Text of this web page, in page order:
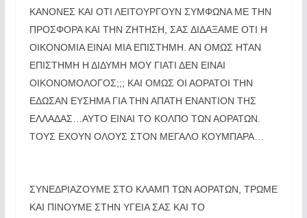
ΚΑΝΟΝΕΣ ΚΑΙ ΟΤΙ ΛΕΙΤΟΥΡΓΟΥΝ ΣΥΜΦΩΝΑ ΜΕ ΤΗΝ
ΠΡΟΣΦΟΡΑ ΚΑΙ ΤΗΝ ΖΗΤΗΣΗ, ΣΑΣ ΔΙΔΑΞΑΜΕ ΟΤΙ Η
ΟΙΚΟΝΟΜΙΑ ΕΙΝΑΙ ΜΙΑ ΕΠΙΣΤΗΜΗ. ΑΝ ΟΜΩΣ ΗΤΑΝ
ΕΠΙΣΤΗΜΗ Η ΔΙΔΥΜΗ ΜΟΥ ΓΙΑΤΙ ΔΕΝ ΕΙΝΑΙ
ΟΙΚΟΝΟΜΟΛΟΓΟΣ;;; ΚΑΙ ΟΜΩΣ ΟΙ ΑΟΡΑΤΟΙ ΤΗΝ
ΕΔΩΣΑΝ ΕΥΣΗΜΑ ΓΙΑ ΤΗΝ ΑΠΑΤΗ ΕΝΑΝΤΙΟΝ ΤΗΣ
ΕΛΛΑΔΑΣ…ΑΥΤΟ ΕΙΝΑΙ ΤΟ ΚΟΛΠΟ ΤΩΝ ΑΟΡΑΤΩΝ.
ΤΟΥΣ ΕΧΟΥΝ ΟΛΟΥΣ ΣΤΟΝ ΜΕΓΑΛΟ ΚΟΥΜΠΑΡΑ…
ΣΥΝΕΔΡΙΑΖΟΥΜΕ ΣΤΟ ΚΛΑΜΠ ΤΩΝ ΑΟΡΑΤΩΝ, ΤΡΩΜΕ
ΚΑΙ ΠΙΝΟΥΜΕ ΣΤΗΝ ΥΓΕΙΑ ΣΑΣ ΚΑΙ ΤΟ